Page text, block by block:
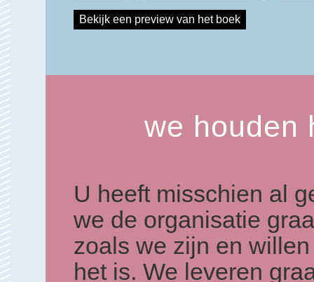
Bekijk een preview van het boek
we houden
U heeft misschien al
we de organisatie
zoals we zijn en
het is. We leveren